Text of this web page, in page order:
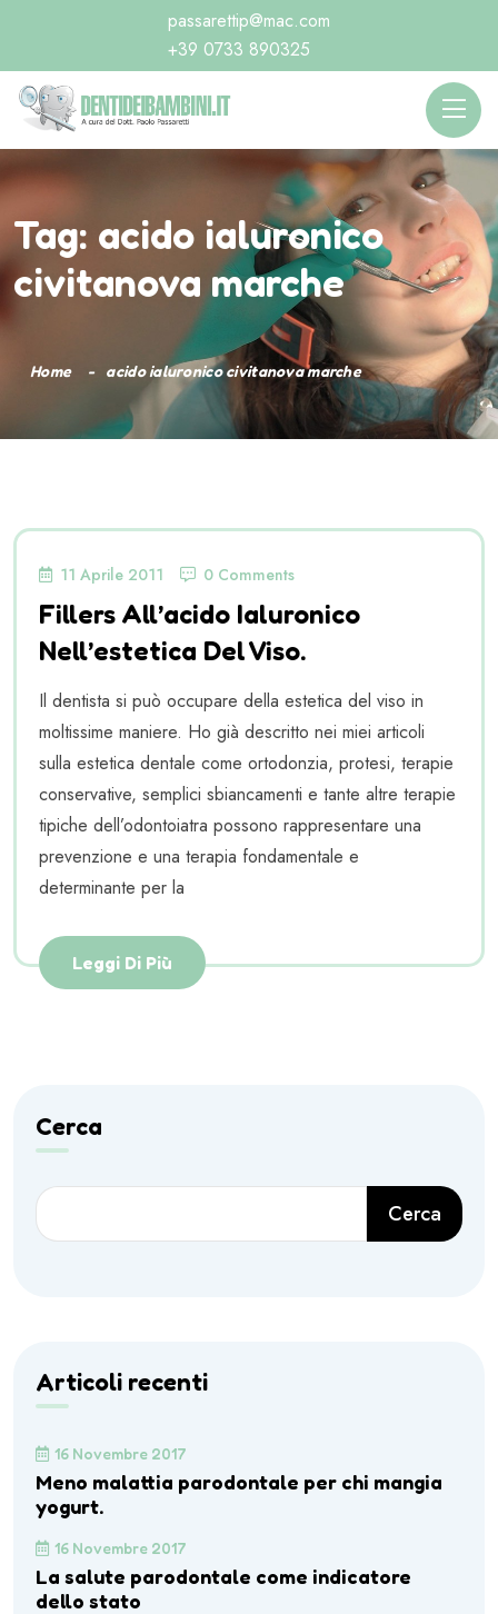
passarettip@mac.com
+39 0733 890325
Tag: acido ialuronico
civitanova marche
Home acido ialuronico civitanova marche
11 Aprile 2011 0 Comments
Fillers All’acido Ialuronico
Nell’estetica Del Viso.
Il dentista si può occupare della estetica del viso in
moltissime maniere. Ho già descritto nei miei articoli
sulla estetica dentale come ortodonzia, protesi, terapie
conservative, semplici sbiancamenti e tante altre terapie
tipiche dell’odontoiatra possono rappresentare una
prevenzione e una terapia fondamentale e
determinante per la
Leggi Di Più
Cerca
Cerca
Articoli recenti
16 Novembre 2017
Meno malattia parodontale per chi mangia
yogurt.
16 Novembre 2017
La salute parodontale come indicatore
dello stato